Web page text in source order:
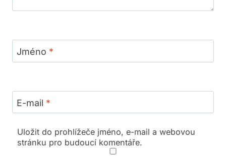
Jméno *
E-mail *
Uložit do prohlížeče jméno, e-mail a webovou
stránku pro budoucí komentáře.